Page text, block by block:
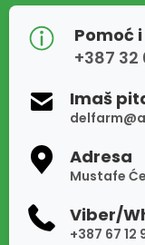
Pomoć
+387
Imaš
Adresa
Mustafe
Viber/
+387 67 12